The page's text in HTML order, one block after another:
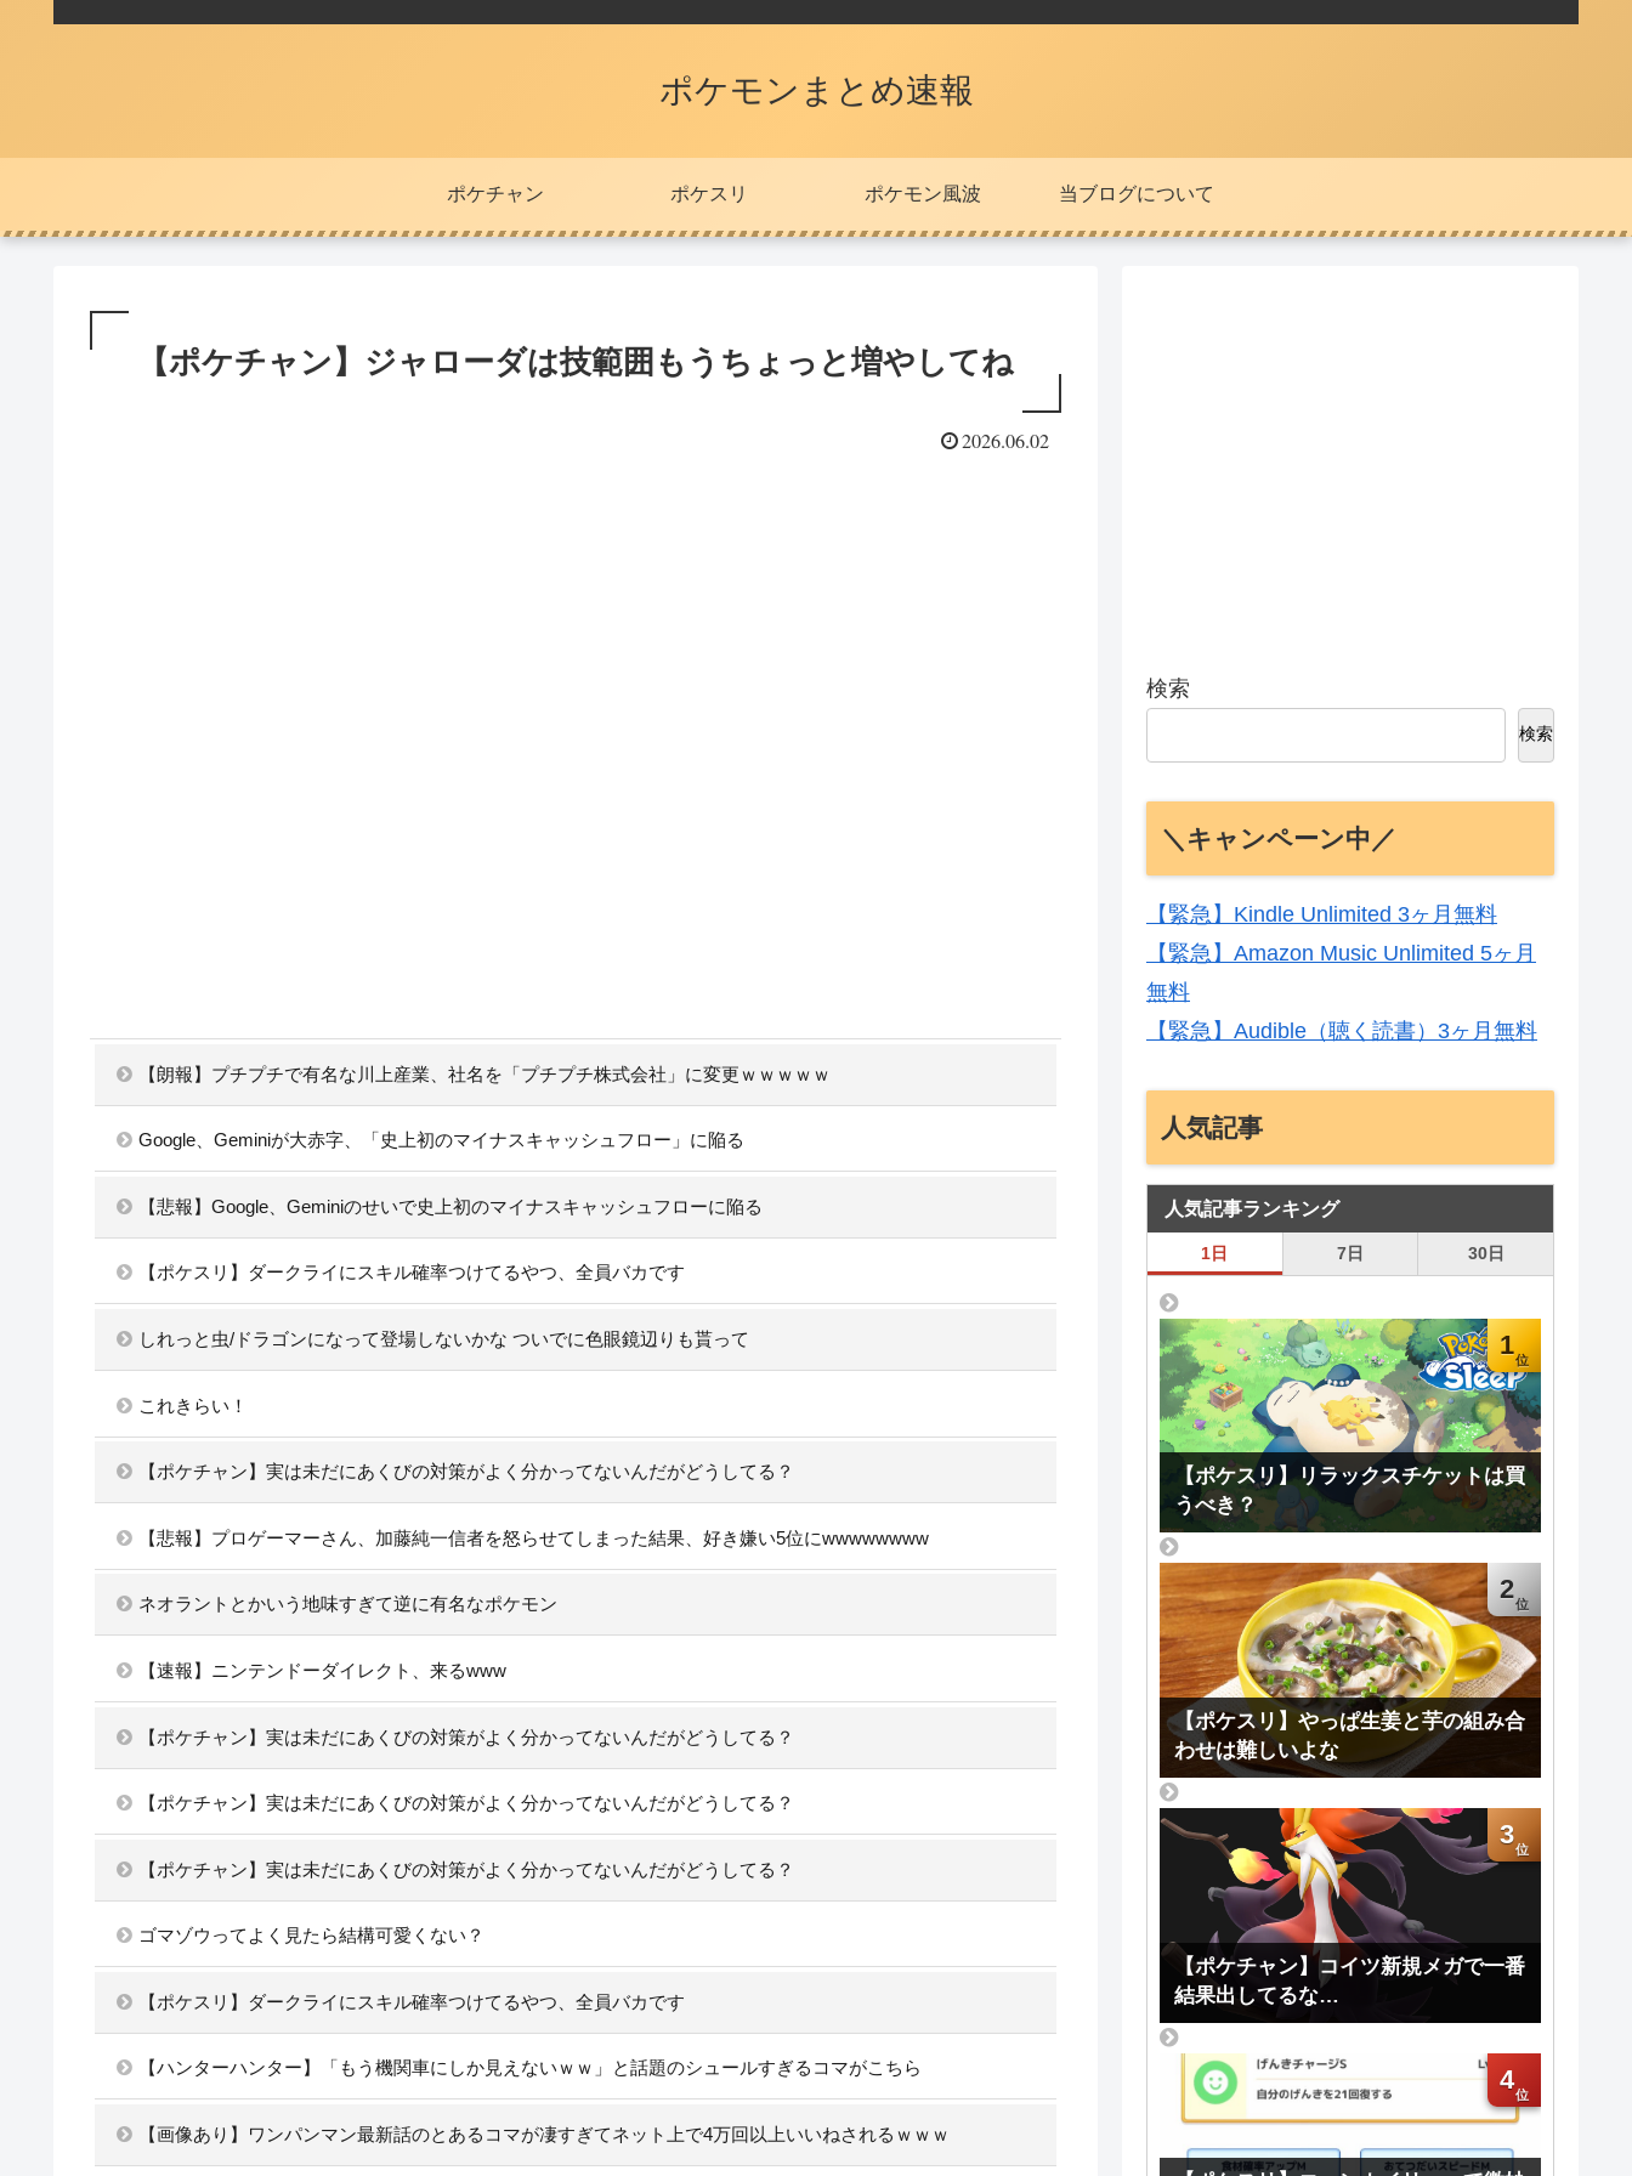
ポケモンまとめ速報
ポケチャン ポケスリ ポケモン風波 当ブログについて
【ポケチャン】ジャローダは技範囲もうちょっと増やしてね
2026.06.02
【朗報】プチプチで有名な川上産業、社名を「プチプチ株式会社」に変更ｗｗｗｗｗ
Google、Geminiが大赤字、「史上初のマイナスキャッシュフロー」に陥る
【悲報】Google、Geminiのせいで史上初のマイナスキャッシュフローに陥る
【ポケスリ】ダークライにスキル確率つけてるやつ、全員バカです
しれっと虫/ドラゴンになって登場しないかな ついでに色眼鏡辺りも貰って
これきらい！
【ポケチャン】実は未だにあくびの対策がよく分かってないんだがどうしてる？
【悲報】プロゲーマーさん、加藤純一信者を怒らせてしまった結果、好き嫌い5位にwwwwwwww
ネオラントとかいう地味すぎて逆に有名なポケモン
【速報】ニンテンドーダイレクト、来るwww
【ポケチャン】実は未だにあくびの対策がよく分かってないんだがどうしてる？
【ポケチャン】実は未だにあくびの対策がよく分かってないんだがどうしてる？
【ポケチャン】実は未だにあくびの対策がよく分かってないんだがどうしてる？
ゴマゾウってよく見たら結構可愛くない？
【ポケスリ】ダークライにスキル確率つけてるやつ、全員バカです
【ハンターハンター】「もう機関車にしか見えないｗｗ」と話題のシュールすぎるコマがこちら
【画像あり】ワンパンマン最新話のとあるコマが凄すぎてネット上で4万回以上いいねされるｗｗｗ
検索
検索
＼キャンペーン中／
【緊急】Kindle Unlimited 3ヶ月無料
【緊急】Amazon Music Unlimited 5ヶ月
無料
【緊急】Audible（聴く読書）3ヶ月無料
人気記事
人気記事ランキング
1日 7日 30日
1
【ポケスリ】リラックスチケットは買
うべき？
2
【ポケスリ】やっぱ生姜と芋の組み合
わせは難しいよな
3
【ポケチャン】コイツ新規メガで一番
結果出してるな…
4